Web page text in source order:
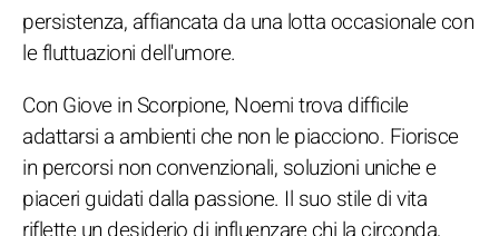
persistenza, affiancata da una lotta occasionale con
le fluttuazioni dell'umore.
Con Giove in Scorpione, Noemi trova difficile
adattarsi a ambienti che non le piacciono. Fiorisce
in percorsi non convenzionali, soluzioni uniche e
piaceri guidati dalla passione. Il suo stile di vita